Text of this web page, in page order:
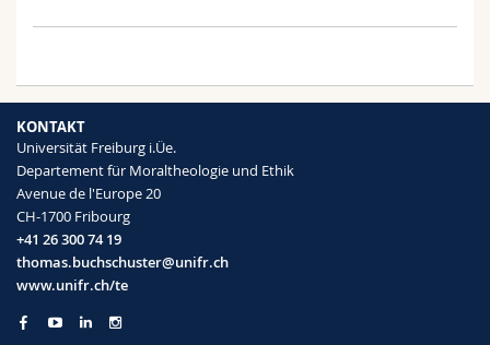
KONTAKT
Universität Freiburg i.Üe.
Departement für Moraltheologie und Ethik
Avenue de l'Europe 20
CH-1700 Fribourg
+41 26 300 74 19
thomas.buchschuster@unifr.ch
www.unifr.ch/te